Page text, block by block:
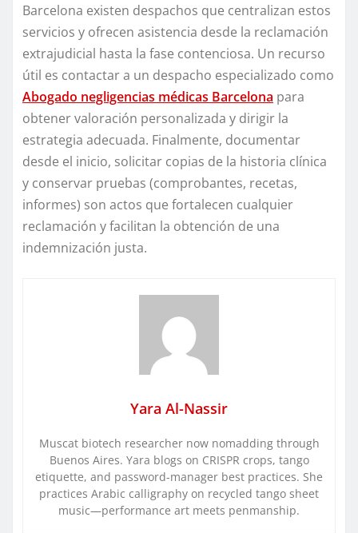
Barcelona existen despachos que centralizan estos
servicios y ofrecen asistencia desde la reclamación
extrajudicial hasta la fase contenciosa. Un recurso
útil es contactar a un despacho especializado como
Abogado negligencias médicas Barcelona para
obtener valoración personalizada y dirigir la
estrategia adecuada. Finalmente, documentar
desde el inicio, solicitar copias de la historia clínica
y conservar pruebas (comprobantes, recetas,
informes) son actos que fortalecen cualquier
reclamación y facilitan la obtención de una
indemnización justa.
Yara Al-Nassir
Muscat biotech researcher now nomadding through
Buenos Aires. Yara blogs on CRISPR crops, tango
etiquette, and password-manager best practices. She
practices Arabic calligraphy on recycled tango sheet
music—performance art meets penmanship.